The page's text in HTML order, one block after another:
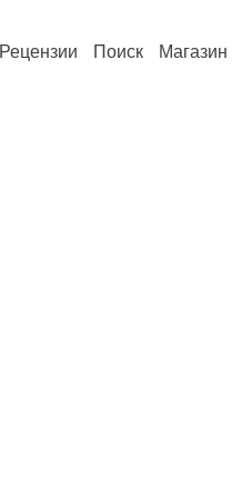
Рецензии Поиск Магазин